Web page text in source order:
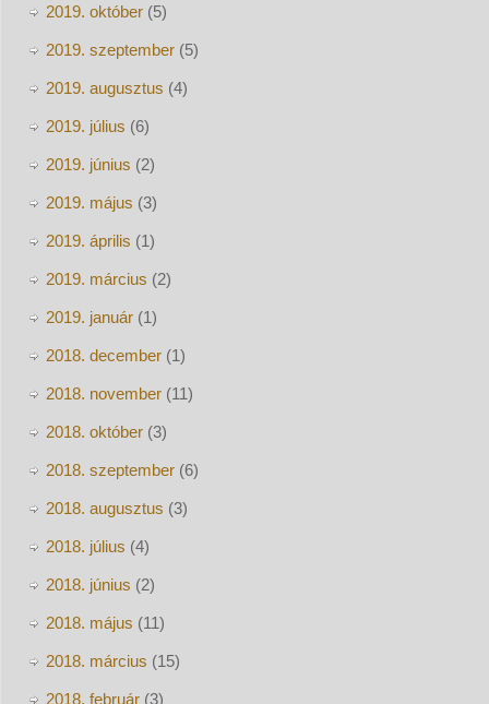
2019. október(5)
2019. szeptember(5)
2019. augusztus (4)
2019. július (6)
2019. június (2)
2019. május (3)
2019. április (1)
2019. március (2)
2019. január(1)
2018. december(1)
2018. november(11)
2018. október(3)
2018. szeptember(6)
2018. augusztus (3)
2018. július (4)
2018. június (2)
2018. május (11)
2018. március (15)
2018. február(3)